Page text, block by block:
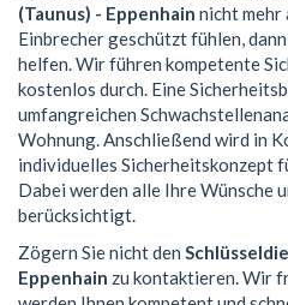
(Taunus) - Eppenhain nicht mehr
Einbrecher geschützt fühlen,
helfen. Wir führen kompetente
kostenlos durch. Eine
umfangreichen
Wohnung. Anschließend wird in
individuelles Sicherheitskonzept
Dabei werden alle Ihre Wünsche
berücksichtigt.
Zögern Sie nicht den
Eppenhain zu kontaktieren. Wir